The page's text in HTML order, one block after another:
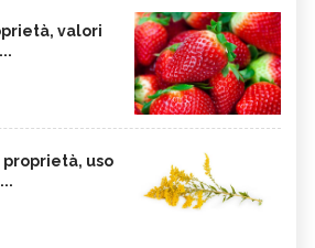
valori
proprietà, uso